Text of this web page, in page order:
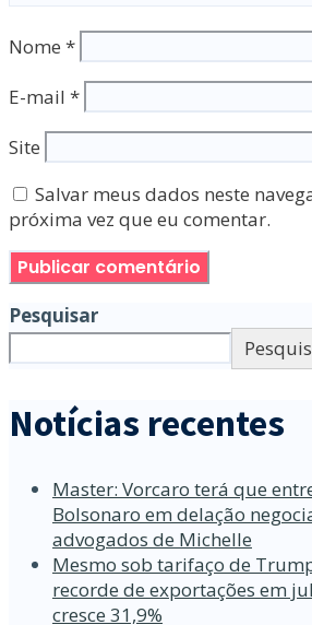
Nome *
E-mail *
Site
Salvar meus dados neste
próxima vez que eu comentar.
Pesquisar
Notícias recentes
Master: Vorcaro terá que
Bolsonaro em delação
advogados de Michelle
Mesmo sob tarifaço de
recorde de exportações em
cresce 31,9%